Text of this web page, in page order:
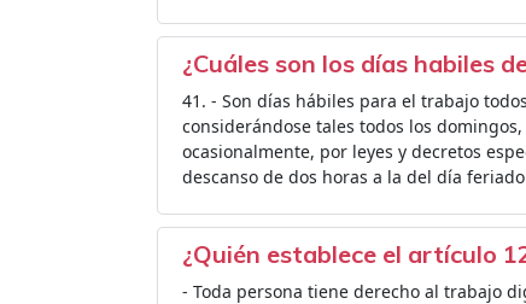
¿Cuáles son los días habiles
41. - Son días hábiles para el trabajo
considerándose tales todos los
ocasionalmente, por leyes y decretos
descanso de dos horas a la del día
¿Quién establece el artículo
- Toda persona tiene derecho al trabajo